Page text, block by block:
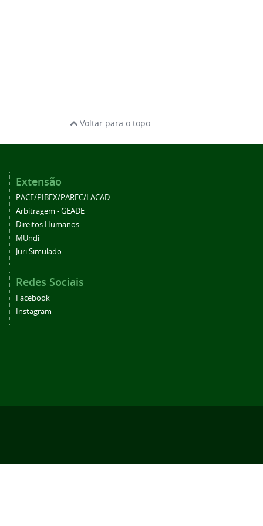
Voltar para o topo
Extensão
PACE/PIBEX/PAREC/LACAD
Arbitragem - GEADE
Direitos Humanos
MUndi
Juri Simulado
Redes Sociais
Facebook
Instagram